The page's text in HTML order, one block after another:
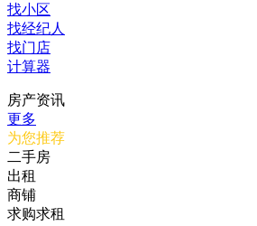
找小区
找经纪人
找门店
计算器
房产资讯
更多
为您推荐
二手房
出租
商铺
求购求租